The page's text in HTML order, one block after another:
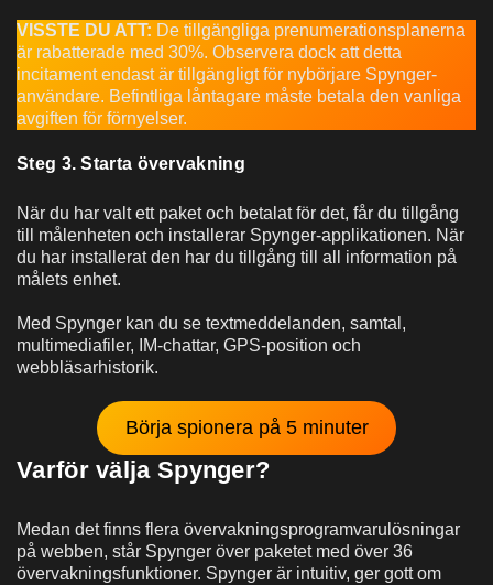
VISSTE DU ATT: De tillgängliga prenumerationsplanerna
är rabatterade med 30%. Observera dock att detta
incitament endast är tillgängligt för nybörjare Spynger-
användare. Befintliga låntagare måste betala den vanliga
avgiften för förnyelser.
Steg 3. Starta övervakning
När du har valt ett paket och betalat för det, får du tillgång
till målenheten och installerar Spynger-applikationen. När
du har installerat den har du tillgång till all information på
målets enhet.
Med Spynger kan du se textmeddelanden, samtal,
multimediafiler, IM-chattar, GPS-position och
webbläsarhistorik.
Börja spionera på 5 minuter
Varför välja Spynger?
Medan det finns flera övervakningsprogramvarulösningar
på webben, står Spynger över paketet med över 36
övervakningsfunktioner. Spynger är intuitiv, ger gott om